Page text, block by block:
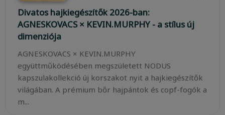
Divatos hajkiegészítők 2026-ban:
AGNESKOVACS × KEVIN.MURPHY - a stílus új
dimenziója
AGNESKOVACS × KEVIN.MURPHY
együttműködésében megszületett NODUS
kapszulakollekció új korszakot nyit a hajkiegészítők
világában. A prémium bőr hajpántok és copf-fogók a
m...